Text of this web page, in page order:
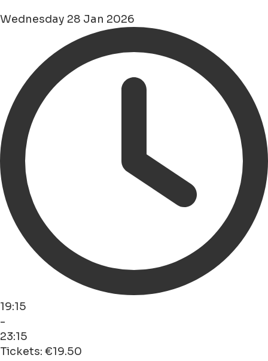
Wednesday 28 Jan 2026
19:15
-
23:15
Tickets: €19.50